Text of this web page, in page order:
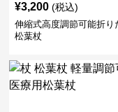
¥3,200 (税込)
伸縮式高度調節可能折り
松葉杖